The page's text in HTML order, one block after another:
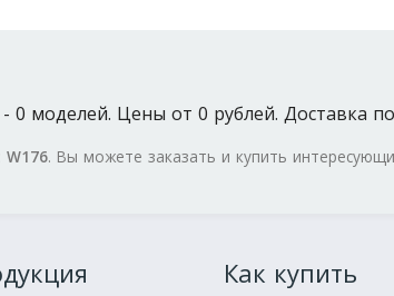
0 моделей. Цены от 0 рублей. Доставка
W176. Вы можете заказать и купить
Как купить